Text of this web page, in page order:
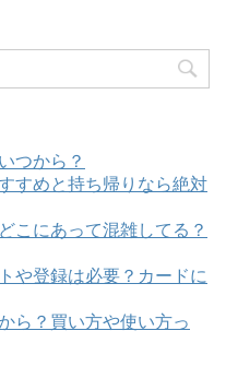
つから？
すめと持ち帰りなら絶対
こにあって混雑してる？
や登録は必要？カードに
ら？買い方や使い方っ